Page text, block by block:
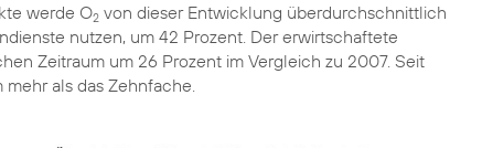
werde O2 von dieser Entwicklung überdurchschnittlich
nutzen, um 42 Prozent. Der erwirtschaftete
Zeitraum um 26 Prozent im Vergleich zu 2007. Seit
als das Zehnfache.